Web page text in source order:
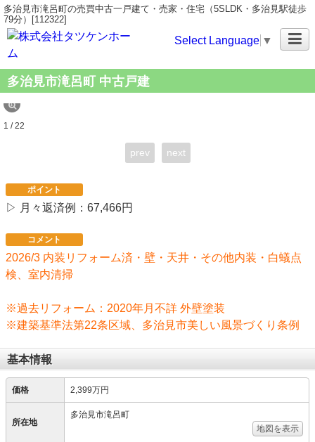
多治見市滝呂町の売買中古一戸建て・売家・住宅（5SLDK・多治見駅徒歩
79分）[112322]
Select Language ▼
多治見市滝呂町 中古戸建
1 / 22
prev next
ポイント
▷ 月々返済例：67,466円
コメント
2026/3 内装リフォーム済・壁・天井・その他内装・白蟻点
検、室内清掃
※過去リフォーム：2020年月不詳 外壁塗装
※建築基準法第22条区域、多治見市美しい風景づくり条例
基本情報
価格 2,399万円
所在地
多治見市滝呂町
地図を表示